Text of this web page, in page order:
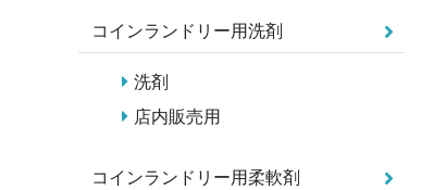
コインランドリー用洗剤
洗剤
店内販売用
コインランドリー用柔軟剤